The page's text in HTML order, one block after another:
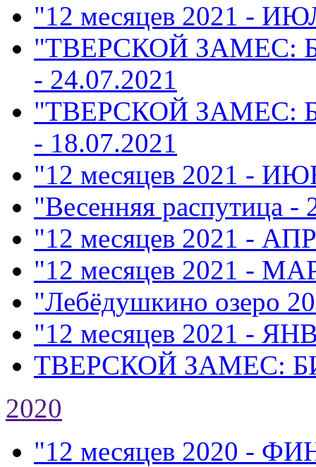
"12 месяцев 2021 -
"ТВЕРСКОЙ ЗАМЕС:
- 24.07.2021
"ТВЕРСКОЙ ЗАМЕС:
- 18.07.2021
"12 месяцев 2021 -
"Весенняя распутица -
"12 месяцев 2021 -
"12 месяцев 2021 -
"Лебёдушкино озеро
"12 месяцев 2021 -
ТВЕРСКОЙ ЗАМЕС:
2020
"12 месяцев 2020 -